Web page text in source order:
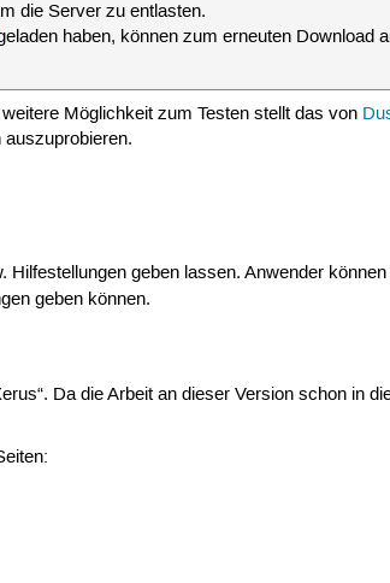
die Server zu entlasten.
haben, können zum erneuten Download
Möglichkeit zum Testen stellt das von
Hilfestellungen geben lassen. Anwender
geben können.
Da die Arbeit an dieser Version schon in